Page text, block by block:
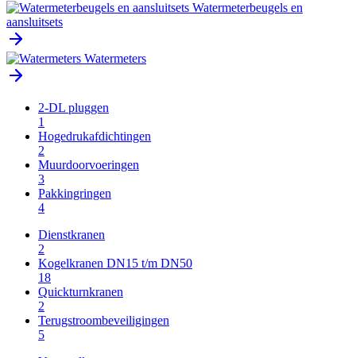
Watermeterbeugels en
aansluitsets
Watermeters
2-DL pluggen
1
Hogedrukafdichtingen
2
Muurdoorvoeringen
3
Pakkingringen
4
Dienstkranen
2
Kogelkranen DN15 t/m DN50
18
Quickturnkranen
2
Terugstroombeveiligingen
5